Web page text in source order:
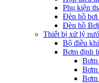
Phụ kiện
Đèn hồ bơi
Đèn hồ
Thiết bị xử lý
Bộ điều
Bơm định
Bơm
Bơm
Bơm